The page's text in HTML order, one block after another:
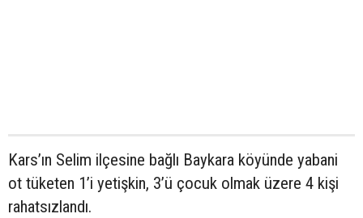
Kars’ın Selim ilçesine bağlı Baykara köyünde yabani
ot tüketen 1’i yetişkin, 3’ü çocuk olmak üzere 4 kişi
rahatsızlandı.